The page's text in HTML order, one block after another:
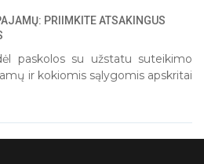
PRIIMKITE ATSAKINGUS
paskolos su užstatu suteikimo
ir kokiomis sąlygomis apskritai